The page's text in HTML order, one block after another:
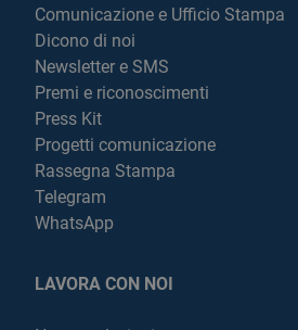
Comunicazione e Ufficio Stampa
Dicono di noi
Newsletter e SMS
Premi e riconoscimenti
Press Kit
Progetti comunicazione
Rassegna Stampa
Telegram
WhatsApp
LAVORA CON NOI